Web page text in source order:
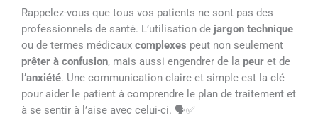
Rappelez-vous que tous vos patients ne sont pas des
professionnels de santé. L’utilisation de jargon technique
ou de termes médicaux complexes peut non seulement
prêter à confusion, mais aussi engendrer de la peur et de
l’anxiété. Une communication claire et simple est la clé
pour aider le patient à comprendre le plan de traitement et
à se sentir à l’aise avec celui-ci. 🗣️✅